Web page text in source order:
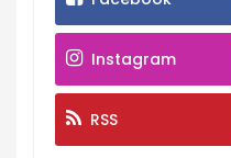
Instagram
RSS